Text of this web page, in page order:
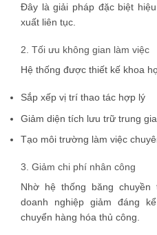
Đây là giải pháp đặc biệt
xuất liên tục.
2. Tối ưu không gian làm việc
Hệ thống được thiết kế khoa
Sắp xếp vị trí thao tác hợp lý
Giảm diện tích lưu trữ trung
Tạo môi trường làm việc
3. Giảm chi phí nhân công
Nhờ hệ thống băng
doanh nghiệp giảm đáng
chuyển hàng hóa thủ công.